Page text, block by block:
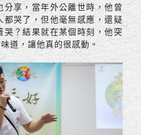
享，當年外公離世時，他曾
哭了，但他毫無感應，還疑
？結果就在某個時刻，他突
道，讓他真的很感動。